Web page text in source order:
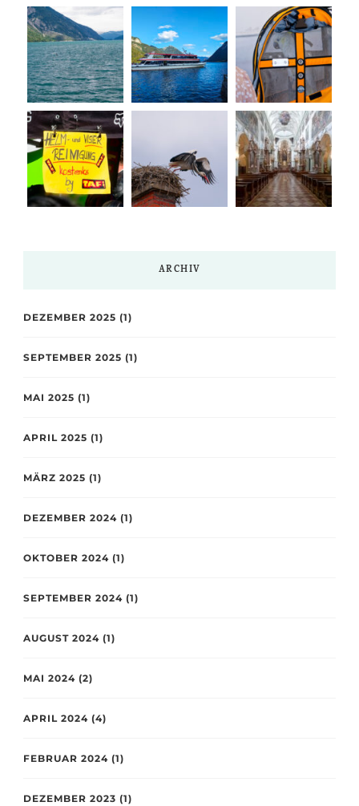
ARCHIV
DEZEMBER 2025 (1)
SEPTEMBER 2025 (1)
MAI 2025 (1)
APRIL 2025 (1)
MÄRZ 2025 (1)
DEZEMBER 2024 (1)
OKTOBER 2024 (1)
SEPTEMBER 2024 (1)
AUGUST 2024 (1)
MAI 2024 (2)
APRIL 2024 (4)
FEBRUAR 2024 (1)
DEZEMBER 2023 (1)